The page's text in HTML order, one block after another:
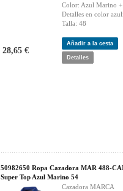
Color: Azul Marino +
Detalles en color
Talla: 48
28,65 €
Añadir a la cesta
Detalles
50982650 Ropa Cazadora MAR 488-
Super Top Azul Marino 54
Cazadora MARCA